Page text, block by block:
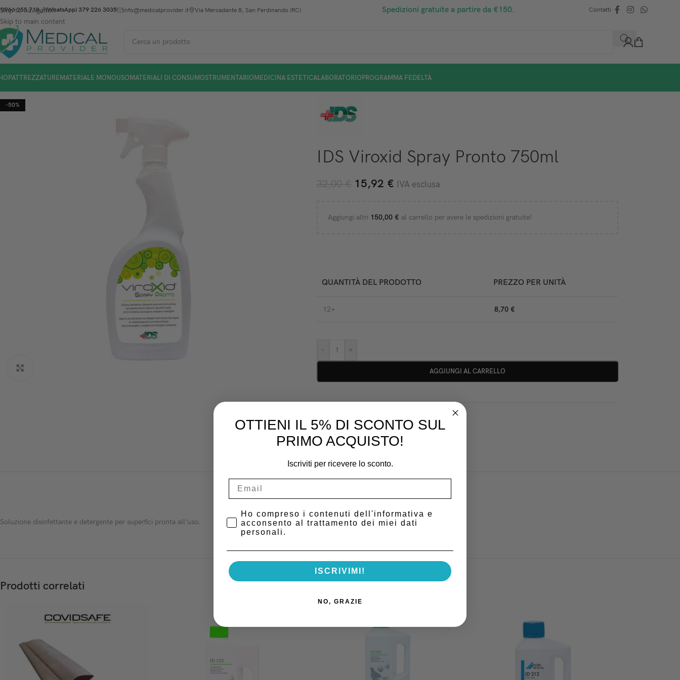
Skip to navigation
Skip to main content
0966 255 718 (WhatsApp) 379 226 3035 info@medicalprovider.it Via Mercadante 8, San Ferdinando (RC) Spedizioni gratuite a partire da €150. Contatti
ATTREZZATUREMATERIALE MONOUSOMATERIALI DI CONSUMOSTRUMENTARIOMEDICINA ESTETICALABORATORIOPROGRAMMA FEDELTÀ
-50%
IDS Viroxid Spray Pronto 750ml
32,00€ 15,92 € IVA esclusa
Aggiungi altri 150,00 € al carrello per avere le spedizioni gratuite!
- +
AGGIUNGI AL CARRELLO
QUANTITÀ DEL PRODOTTO PREZZO PER UNITÀ
12+ 8,70 €
COD: D020402
Categoria:
Sterilizzazione e Pulizia
Tag: Promo Primavera Estate 2026 IDS
Soluzione disinfettante e detergente per superfici pronta all’uso.
Prodotti correlati
OTTIENI IL 5% DI SCONTO SUL
PRIMO ACQUISTO!
Iscriviti per ricevere lo sconto.
Privacy Policy
Ho compreso i contenuti dell'informativa e
acconsento al trattamento dei miei dati
personali.
ISCRIVIMI!
NO, GRAZIE